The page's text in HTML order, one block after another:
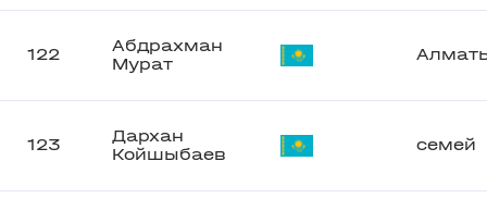
122
Абдрахман
Мурат
123
Дархан
Койшыбаев
семей